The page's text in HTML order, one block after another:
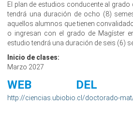
El plan de estudios conducente al
tendrá una duración de ocho (8)
aquellos alumnos que tienen
o ingresan con el grado de Magíster
estudio tendrá una duración de seis (6)
Inicio de clases:
Marzo 2027
WEB DEL
http://ciencias.ubiobio.cl/doctorado-